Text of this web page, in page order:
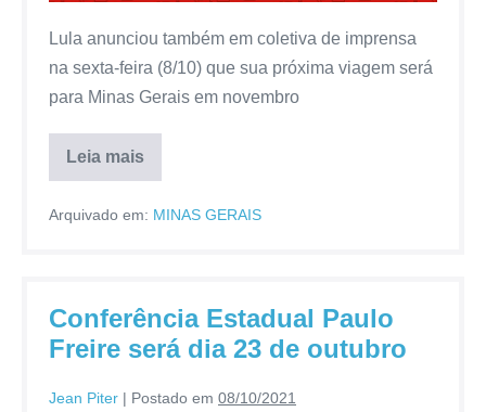
Lula anunciou também em coletiva de imprensa
na sexta-feira (8/10) que sua próxima viagem será
para Minas Gerais em novembro
Leia mais
Arquivado em: MINAS GERAIS
Conferência Estadual Paulo
Freire será dia 23 de outubro
Jean Piter | Postado em 08/10/2021